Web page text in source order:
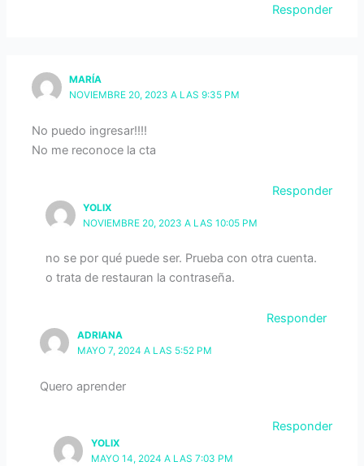
Responder
MARÍA
NOVIEMBRE 20, 2023 A LAS 9:35 PM
No puedo ingresar!!!!
No me reconoce la cta
Responder
YOLIX
NOVIEMBRE 20, 2023 A LAS 10:05 PM
no se por qué puede ser. Prueba con otra cuenta.
o trata de restauran la contraseña.
Responder
ADRIANA
MAYO 7, 2024 A LAS 5:52 PM
Quero aprender
Responder
YOLIX
MAYO 14, 2024 A LAS 7:03 PM